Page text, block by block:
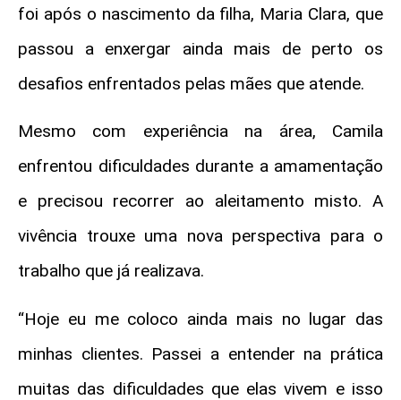
foi após o nascimento da filha, Maria Clara, que
passou a enxergar ainda mais de perto os
desafios enfrentados pelas mães que atende.
Mesmo com experiência na área, Camila
enfrentou dificuldades durante a amamentação
e precisou recorrer ao aleitamento misto. A
vivência trouxe uma nova perspectiva para o
trabalho que já realizava.
“Hoje eu me coloco ainda mais no lugar das
minhas clientes. Passei a entender na prática
muitas das dificuldades que elas vivem e isso